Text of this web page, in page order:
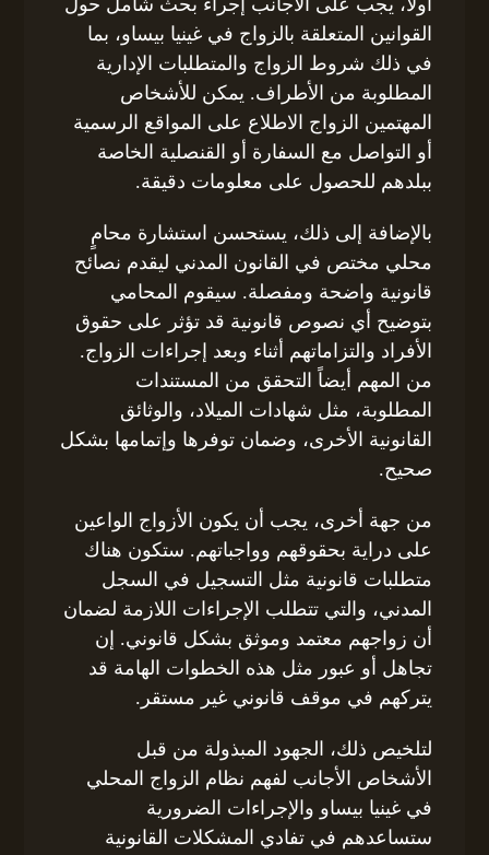
أولاً، يجب على الأجانب إجراء بحث شامل حول
القوانين المتعلقة بالزواج في غينيا بيساو، بما
في ذلك شروط الزواج والمتطلبات الإدارية
المطلوبة من الأطراف. يمكن للأشخاص
المهتمين الزواج الاطلاع على المواقع الرسمية
أو التواصل مع السفارة أو القنصلية الخاصة
ببلدهم للحصول على معلومات دقيقة.
بالإضافة إلى ذلك، يستحسن استشارة محامٍ
محلي مختص في القانون المدني ليقدم نصائح
قانونية واضحة ومفصلة. سيقوم المحامي
بتوضيح أي نصوص قانونية قد تؤثر على حقوق
الأفراد والتزاماتهم أثناء وبعد إجراءات الزواج.
من المهم أيضاً التحقق من المستندات
المطلوبة، مثل شهادات الميلاد، والوثائق
القانونية الأخرى، وضمان توفرها وإتمامها بشكل
صحيح.
من جهة أخرى، يجب أن يكون الأزواج الواعين
على دراية بحقوقهم وواجباتهم. ستكون هناك
متطلبات قانونية مثل التسجيل في السجل
المدني، والتي تتطلب الإجراءات اللازمة لضمان
أن زواجهم معتمد وموثق بشكل قانوني. إن
تجاهل أو عبور مثل هذه الخطوات الهامة قد
يتركهم في موقف قانوني غير مستقر.
لتلخيص ذلك، الجهود المبذولة من قبل
الأشخاص الأجانب لفهم نظام الزواج المحلي
في غينيا بيساو والإجراءات الضرورية
ستساعدهم في تفادي المشكلات القانونية